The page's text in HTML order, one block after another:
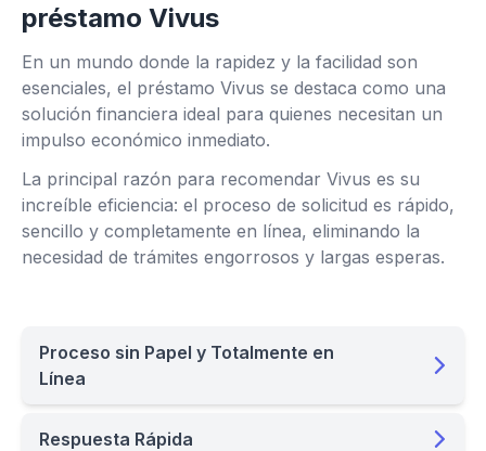
préstamo Vivus
En un mundo donde la rapidez y la facilidad son
esenciales, el préstamo Vivus se destaca como una
solución financiera ideal para quienes necesitan un
impulso económico inmediato.
La principal razón para recomendar Vivus es su
increíble eficiencia: el proceso de solicitud es rápido,
sencillo y completamente en línea, eliminando la
necesidad de trámites engorrosos y largas esperas.
Proceso sin Papel y Totalmente en
Línea
Respuesta Rápida